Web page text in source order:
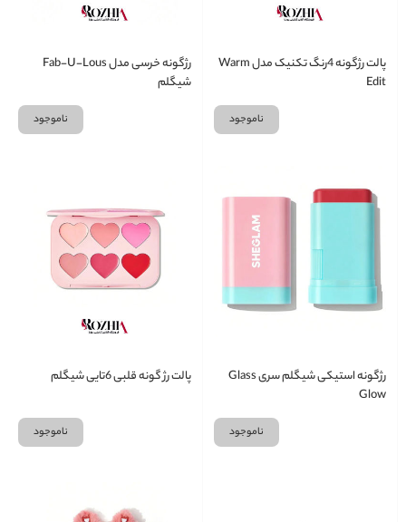
پالت رژگونه 4رنگ تکنیک مدل Warm
Edit
ناموجود
رژگونه خرسی مدل Fab-U-Lous
شیگلم
ناموجود
رژگونه استیکی شیگلم سری Glass
Glow
ناموجود
پالت رژ گونه قلبی 6تایی شیگلم
ناموجود